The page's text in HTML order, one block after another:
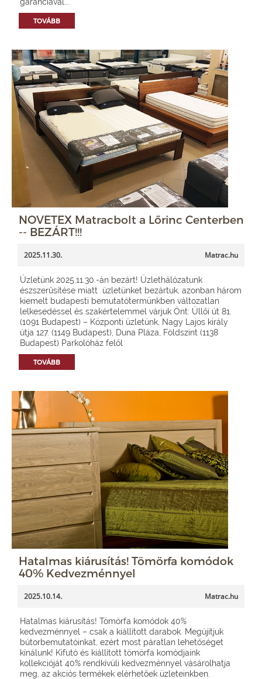
TOVÁBB
NOVETEX Matracbolt a Lőrinc Centerben
-- BEZÁRT!!!
2025.11.30. Matrac.hu
Üzletünk 2025.11.30.-án bezárt! Üzlethálózatunk
észszerűsítése miatt üzletünket bezártuk, azonban három
kiemelt budapesti bemutatótermünkben változatlan
lelkesedéssel és szakértelemmel várjuk Önt: Üllői út 81.
(1091 Budapest) – Központi üzletünk, Nagy Lajos király
útja 127. (1149 Budapest), Duna Pláza, Földszint (1138
Budapest) Parkolóház felől
TOVÁBB
Hatalmas kiárusítás! Tömörfa komódok
40% Kedvezménnyel
2025.10.14. Matrac.hu
Hatalmas kiárusítás! Tömörfa komódok 40%
kedvezménnyel – csak a kiállított darabok. Megújítjuk
bútorbemutatóinkat, ezért most páratlan lehetőséget
kínálunk! Kifutó és kiállított tömörfa komódjaink
kollekcióját 40% rendkívüli kedvezménnyel vásárolhatja
meg, az akciós termékek elérhetőek üzleteinkben.